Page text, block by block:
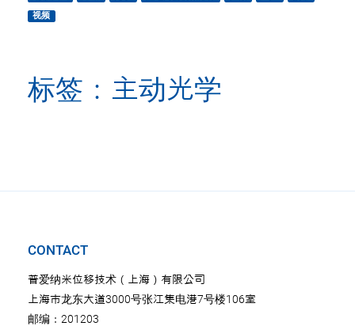
视频
标签：主动光学
CONTACT
普爱纳米位移技术（上海）有限公司
上海市龙东大道3000号张江集电港7号楼106室
邮编：201203